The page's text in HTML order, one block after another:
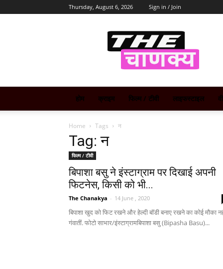
Thursday, August 6, 2026 Sign in / Join
Chanakya
होम क्राइम फिल्म / टीवी लाइफस्टाइल
Home Tags न
Tag: न
फिल्म / टीवी
बिपाशा बसु ने इंस्‍टाग्राम पर दिखाई अपनी
फिटनेस, किसी को भी...
The Chanakya - 14 June , 2020
बिपाशा खुद को फिट रखने और हेल्दी बॉडी बनाए रखने का कोई मौका
गंवातीं. फोटो साभार/इंस्‍टाग्रामबिपाशा बसु (Bipasha Basu)...